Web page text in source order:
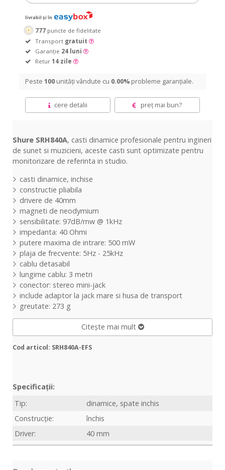
livrabil și în
777 puncte de fidelitate
Transport gratuit
Garanție 24 luni
Retur 14 zile
Peste 100 unități vândute cu 0.00% probleme garanțiale.
cere detalii preț mai bun?
Shure SRH840A, casti dinamice profesionale pentru ingineri
de sunet si muzicieni, aceste casti sunt optimizate pentru
monitorizare de referinta in studio.
casti dinamice, inchise
constructie pliabila
drivere de 40mm
magneti de neodymium
sensibilitate: 97dB/mw @ 1kHz
impedanta: 40 Ohmi
putere maxima de intrare: 500 mW
plaja de frecvente: 5Hz - 25kHz
cablu detasabil
lungime cablu: 3 metri
conector: stereo mini-jack
include adaptor la jack mare si husa de transport
greutate: 273 g
Citește mai mult
Cod articol: SRH840A-EFS
Specificații:
Tip:
dinamice, spate inchis
Construcție:
închis
Driver:
40 mm